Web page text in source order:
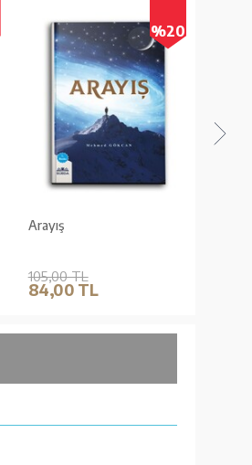
%20
Arayış
105,00 TL
84,00 TL